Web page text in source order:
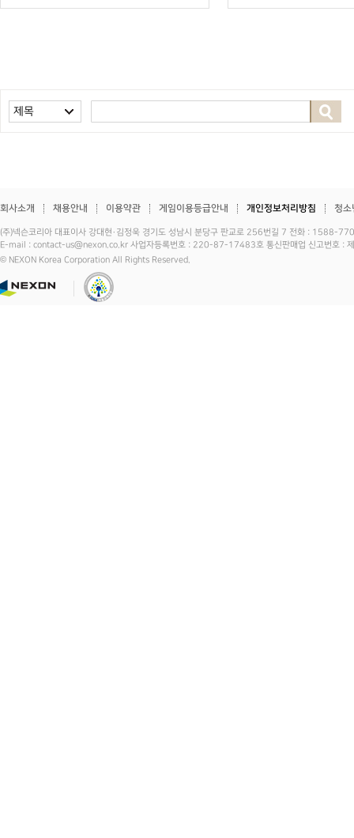
제목
회사소개 채용안내 이용약관 게임이용등급안내 개인정보처리방침 청소
(주)넥슨코리아 대표이사 강대현·김정욱 경기도 성남시 분당구 판교로 256번길 7 전화 :
E-mail : contact-us@nexon.co.kr 사업자등록번호 : 220-87-17483호 통신판매업 신고번호 :
© NEXON Korea Corporation All Rights Reserved.